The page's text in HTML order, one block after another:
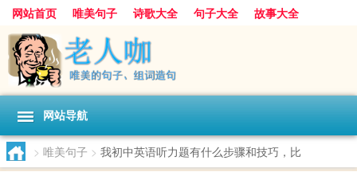
网站首页 唯美句子 诗歌大全 句子大全
故事大全
人生感悟
其他美文 美文欣赏
感人故事
句子分类
网站导航
> 唯美句子 > 我初中英语听力题有什么步骤和技巧，比